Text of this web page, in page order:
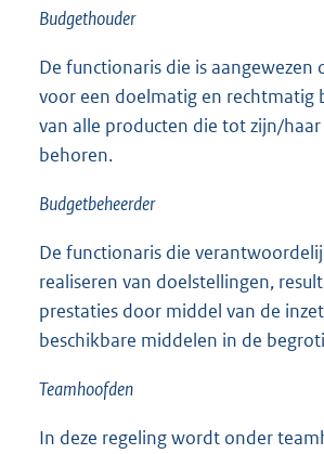
Budgethouder
De functionaris die is aangewezen
voor een doelmatig en rechtmatig
van alle producten die tot zijn/
behoren.
Budgetbeheerder
De functionaris die
realiseren van doelstellingen,
prestaties door middel van de
beschikbare middelen in de
Teamhoofden
In deze regeling wordt onder